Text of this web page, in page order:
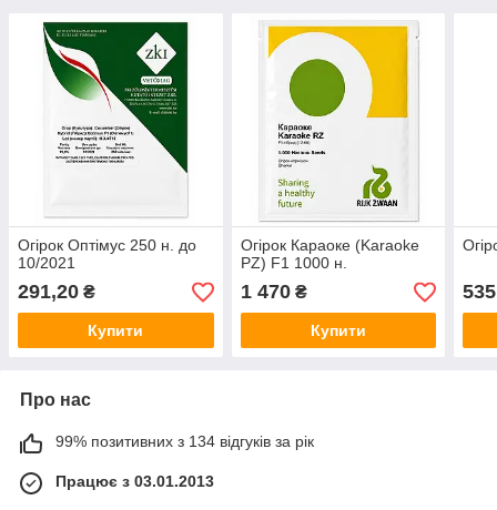
Огірок Оптімус 250 н. до
10/2021
291,20 ₴
Купити
Огірок Караоке (Karaoke
PZ) F1 1000 н.
1 470₴
Купити
Про нас
99% позитивних з 134 відгуків за рік
Працює з 03.01.2013